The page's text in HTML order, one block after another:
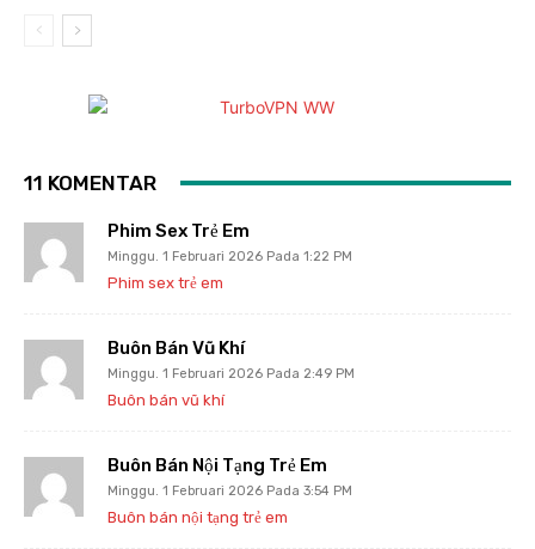
11 KOMENTAR
Phim Sex Trẻ Em
Minggu. 1 Februari 2026 Pada 1:22 PM
Phim sex trẻ em
Buôn Bán Vũ Khí
Minggu. 1 Februari 2026 Pada 2:49 PM
Buôn bán vũ khí
Buôn Bán Nội Tạng Trẻ Em
Minggu. 1 Februari 2026 Pada 3:54 PM
Buôn bán nội tạng trẻ em